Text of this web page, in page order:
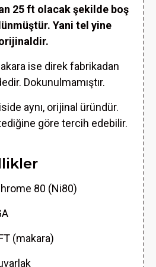
25 ft olacak şekilde boş
Yani tel yine
ise direk fabrikadan
Dokunulmamıştır.
aynı, orijinal üründür.
göre tercih edebilir.
80 (Ni80)
(makara)